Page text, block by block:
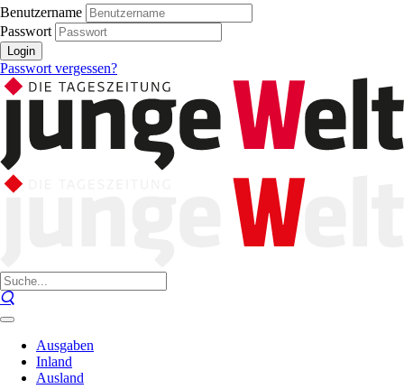
Benutzername
Passwort
Login
Passwort vergessen?
Ausgaben
Inland
Ausland